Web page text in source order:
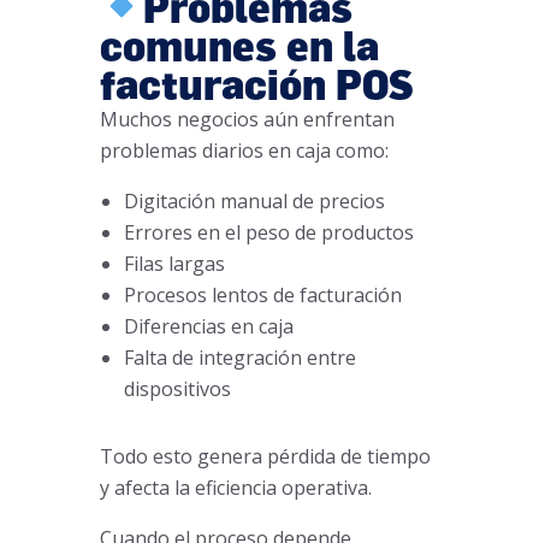
comunes en la
facturación POS
Muchos negocios aún enfrentan
problemas diarios en caja como:
Digitación manual de precios
Errores en el peso de productos
Filas largas
Procesos lentos de facturación
Diferencias en caja
Falta de integración entre
dispositivos
Todo esto genera pérdida de tiempo
y afecta la eficiencia operativa.